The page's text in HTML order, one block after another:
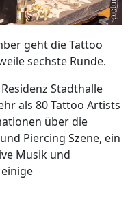
geht die Tattoo
sechste Runde.
Stadthalle
als 80 Tattoo Artists
über die
Piercing Szene, ein
Musik und